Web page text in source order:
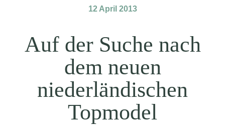
12 April 2013
Auf der Suche nach
dem neuen
niederländischen
Topmodel